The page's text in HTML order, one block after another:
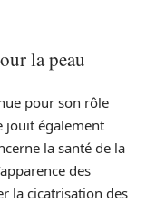
la peau
pour son rôle
jouit également
la santé de la
des
la cicatrisation des